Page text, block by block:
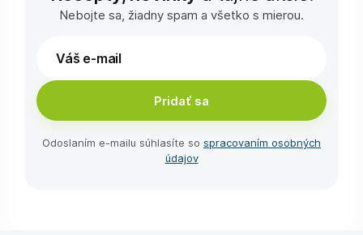
Nebojte sa, žiadny spam a všetko s mierou.
Pridať sa
Odoslaním e-⁠mailu súhlasíte so spracovaním osobných
údajov